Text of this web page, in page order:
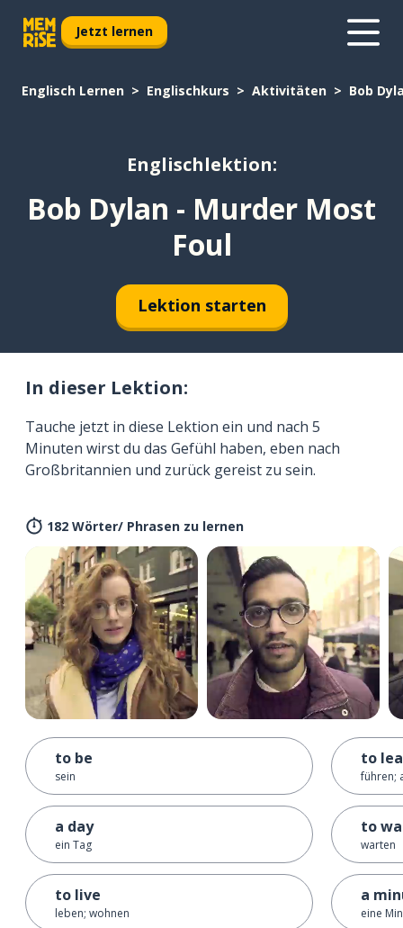
Jetzt lernen
Englisch Lernen Englischkurs Aktivitäten Bob
Englischlektion:
Bob Dylan - Murder Most
Foul
Lektion starten
In dieser Lektion:
Tauche jetzt in diese Lektion ein und nach 5
Minuten wirst du das Gefühl haben, eben nach
Großbritannien und zurück gereist zu sein.
182 Wörter/ Phrasen zu lernen
to be
sein
a day
ein Tag
to live
leben; wohnen
to
führen;
to
warten
a
eine